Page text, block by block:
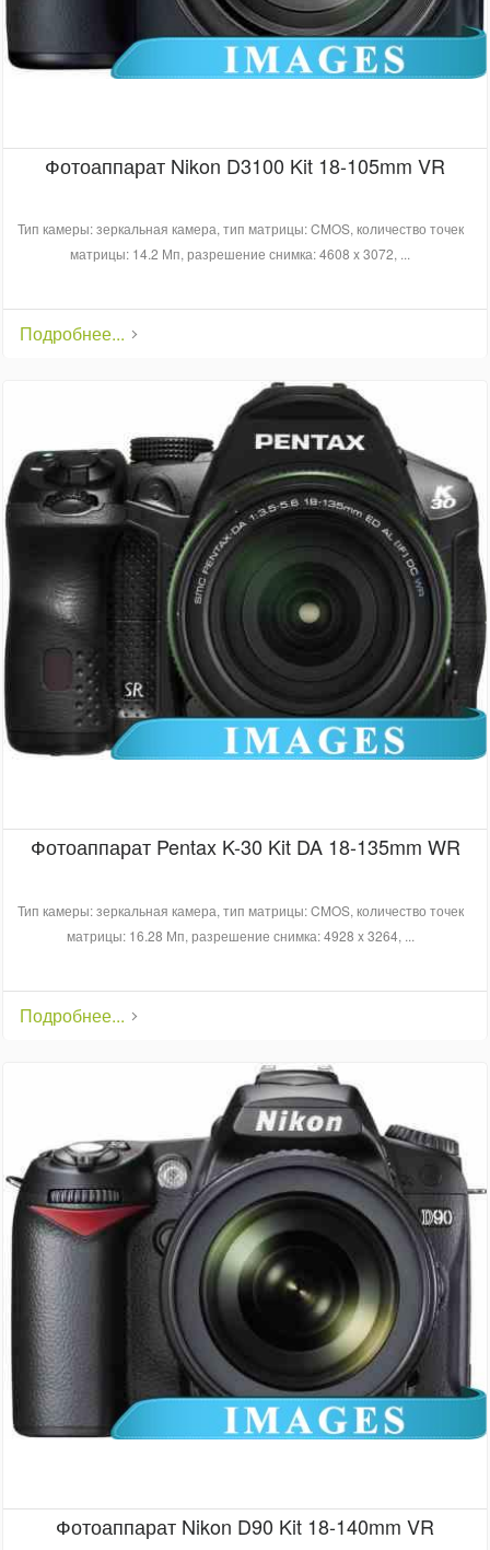
Фотоаппарат Nikon D3100 Kit 18-105mm VR
Тип камеры: зеркальная камера, тип матрицы: CMOS, количество точек
матрицы: 14.2 Мп, разрешение снимка: 4608 x 3072, ...
Подробнее...
Фотоаппарат Pentax K-30 Kit DA 18-135mm WR
Тип камеры: зеркальная камера, тип матрицы: CMOS, количество точек
матрицы: 16.28 Мп, разрешение снимка: 4928 x 3264, ...
Подробнее...
Фотоаппарат Nikon D90 Kit 18-140mm VR